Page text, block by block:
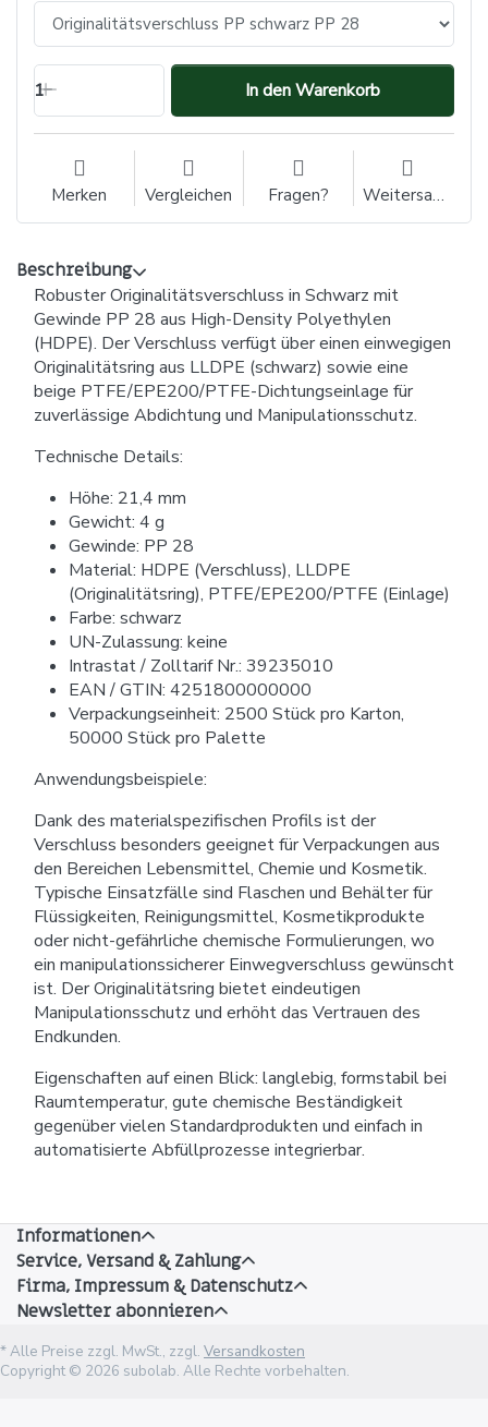
1 In den Warenkorb
Merken Vergleichen Fragen? Weitersagen
Beschreibung
Robuster Originalitätsverschluss in Schwarz mit
Gewinde PP 28 aus High-Density Polyethylen
(HDPE). Der Verschluss verfügt über einen einwegigen
Originalitätsring aus LLDPE (schwarz) sowie eine
beige PTFE/EPE200/PTFE-Dichtungseinlage für
zuverlässige Abdichtung und Manipulationsschutz.
Technische Details:
Höhe: 21,4 mm
Gewicht: 4 g
Gewinde: PP 28
Material: HDPE (Verschluss), LLDPE
(Originalitätsring), PTFE/EPE200/PTFE (Einlage)
Farbe: schwarz
UN-Zulassung: keine
Intrastat / Zolltarif Nr.: 39235010
EAN / GTIN: 4251800000000
Verpackungseinheit: 2500 Stück pro Karton,
50000 Stück pro Palette
Anwendungsbeispiele:
Dank des materialspezifischen Profils ist der
Verschluss besonders geeignet für Verpackungen aus
den Bereichen Lebensmittel, Chemie und Kosmetik.
Typische Einsatzfälle sind Flaschen und Behälter für
Flüssigkeiten, Reinigungsmittel, Kosmetikprodukte
oder nicht-gefährliche chemische Formulierungen, wo
ein manipulationssicherer Einwegverschluss gewünscht
ist. Der Originalitätsring bietet eindeutigen
Manipulationsschutz und erhöht das Vertrauen des
Endkunden.
Eigenschaften auf einen Blick: langlebig, formstabil bei
Raumtemperatur, gute chemische Beständigkeit
gegenüber vielen Standardprodukten und einfach in
automatisierte Abfüllprozesse integrierbar.
Informationen
Service, Versand & Zahlung
Firma, Impressum & Datenschutz
Newsletter abonnieren
* Alle Preise zzgl. MwSt., zzgl. Versandkosten
Copyright © 2026 subolab. Alle Rechte vorbehalten.